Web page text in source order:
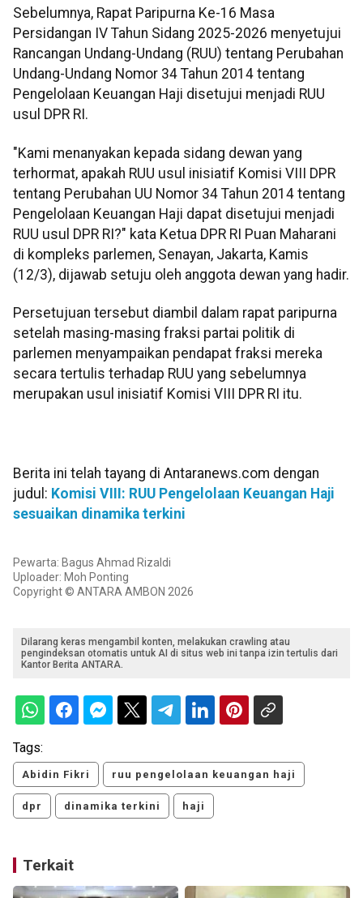
Sebelumnya, Rapat Paripurna Ke-16 Masa
Persidangan IV Tahun Sidang 2025-2026 menyetujui
Rancangan Undang-Undang (RUU) tentang Perubahan
Undang-Undang Nomor 34 Tahun 2014 tentang
Pengelolaan Keuangan Haji disetujui menjadi RUU
usul DPR RI.
"Kami menanyakan kepada sidang dewan yang
terhormat, apakah RUU usul inisiatif Komisi VIII DPR
tentang Perubahan UU Nomor 34 Tahun 2014 tentang
Pengelolaan Keuangan Haji dapat disetujui menjadi
RUU usul DPR RI?" kata Ketua DPR RI Puan Maharani
di kompleks parlemen, Senayan, Jakarta, Kamis
(12/3), dijawab setuju oleh anggota dewan yang hadir.
Persetujuan tersebut diambil dalam rapat paripurna
setelah masing-masing fraksi partai politik di
parlemen menyampaikan pendapat fraksi mereka
secara tertulis terhadap RUU yang sebelumnya
merupakan usul inisiatif Komisi VIII DPR RI itu.
Berita ini telah tayang di Antaranews.com dengan
judul: Komisi VIII: RUU Pengelolaan Keuangan Haji
sesuaikan dinamika terkini
Pewarta: Bagus Ahmad Rizaldi
Uploader: Moh Ponting
Copyright © ANTARA AMBON 2026
Dilarang keras mengambil konten, melakukan crawling atau
pengindeksan otomatis untuk AI di situs web ini tanpa izin tertulis dari
Kantor Berita ANTARA.
Tags:
Abidin Fikri ruu pengelolaan keuangan haji
dpr dinamika terkini haji
Terkait